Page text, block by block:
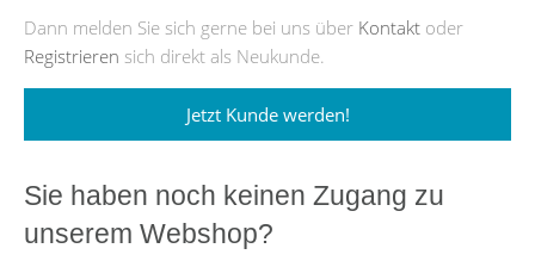
Dann melden Sie sich gerne bei uns über Kontakt oder
Registrieren sich direkt als Neukunde.
Jetzt Kunde werden!
Sie haben noch keinen Zugang zu
unserem Webshop?